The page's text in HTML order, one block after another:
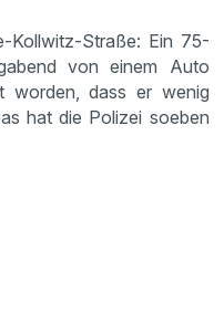
Kollwitz-Straße: Ein 75-
von einem Auto
worden, dass er wenig
hat die Polizei soeben